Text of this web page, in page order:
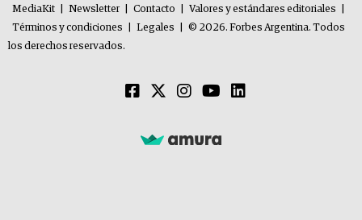
MediaKit Newsletter Contacto Valores y estándares editoriales
Términos y condiciones
Legales
© 2026. Forbes Argentina. Todos
los derechos reservados.